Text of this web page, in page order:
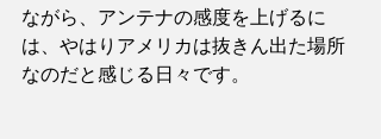
ながら、アンテナの感度を上げるに
は、やはりアメリカは抜きん出た場所
なのだと感じる日々です。